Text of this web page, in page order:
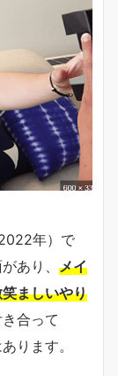
年）で
あり、 メイ
ましいやり
合って
ります。